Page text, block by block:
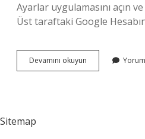
Ayarlar uygulamasını açın ve
Üst taraftaki Google
Devamını okuyun
Şifrem
Sitemap